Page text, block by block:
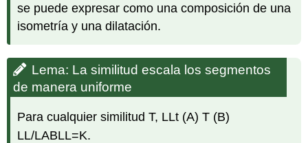
se puede expresar como una composición de una
isometría y una dilatación.
Lema: La similitud escala los segmentos
de manera uniforme
Para cualquier similitud T, LLt (A) T (B)
LL/LABLL=K.